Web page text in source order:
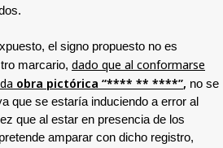
el signo propuesto no es
marcario, dado que al conformarse
obra pictórica “**** ** ****”, no se
que se estaría induciendo a error al
que al estar en presencia de los
amparar con dicho registro,